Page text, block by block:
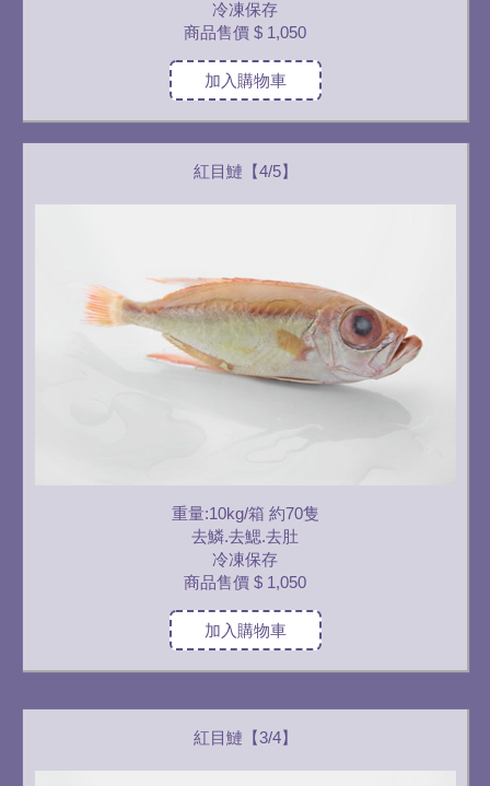
冷凍保存
商品售價 $ 1,050
加入購物車
紅目鰱【4/5】
重量:10kg/箱 約70隻
去鱗.去鰓.去肚
冷凍保存
商品售價 $ 1,050
加入購物車
紅目鰱【3/4】